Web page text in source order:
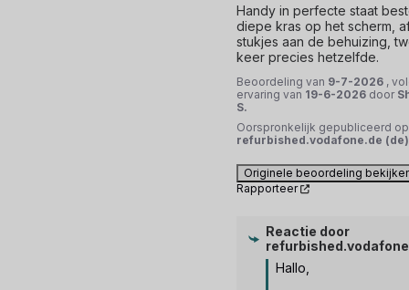
Handy in perfecte staat
diepe kras op het scherm,
stukjes aan de behuizing,
keer precies hetzelfde.
Beoordeling van 9-7-2026 ,
ervaring van 19-6-2026 door
S.
Oorspronkelijk gepubliceerd op
refurbished.vodafone.de (de)
Originele beoordeling
Rapporteer
Reactie door
Hallo,